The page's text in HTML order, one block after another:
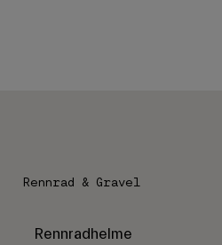
Rennrad & Gravel
Rennradhelme